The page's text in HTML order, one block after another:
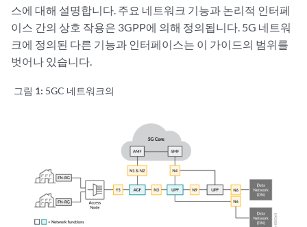
스에 대해 설명합니다. 주요 네트워크 기능과 논리적 인터페
이스 간의 상호 작용은 3GPP에 의해 정의됩니다. 5G 네트워
크에 정의된 다른 기능과 인터페이스는 이 가이드의 범위를
벗어나 있습니다.
그림 1: 5GC 네트워크의